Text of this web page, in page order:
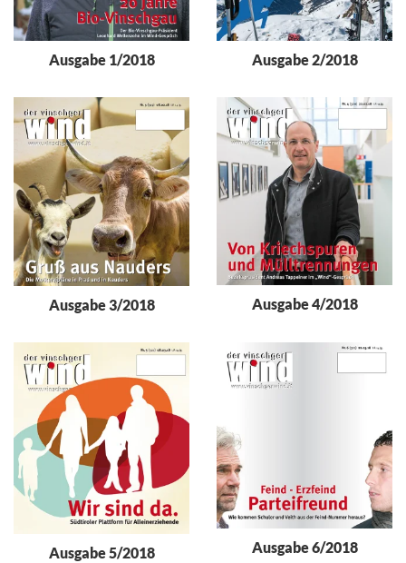
Ausgabe 1/2018 Ausgabe 2/2018
Ausgabe 3/2018 Ausgabe 4/2018
Ausgabe 5/2018 Ausgabe 6/2018